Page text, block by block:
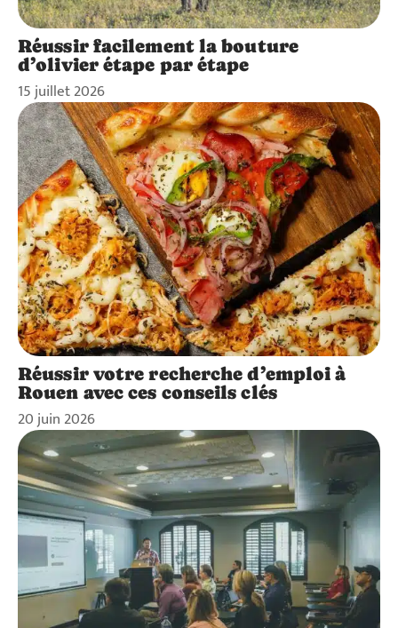
Réussir facilement la bouture
d’olivier étape par étape
15 juillet 2026
Réussir votre recherche d’emploi à
Rouen avec ces conseils clés
20 juin 2026